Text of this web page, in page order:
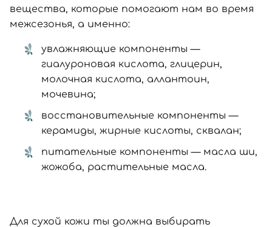
вещества, которые помогают нам во время
межсезонья, а именно:
увлажняющие компоненты —
гиалуроновая кислота, глицерин,
молочная кислота, аллантоин,
мочевина;
восстановительные компоненты —
керамиды, жирные кислоты, сквалан;
питательные компоненты — масла ши,
жожоба, растительные масла.
Для сухой кожи ты должна выбирать